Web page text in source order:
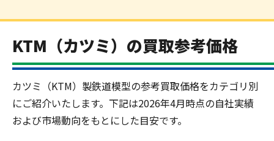
KTM（カツミ）の買取参考価格
カツミ（KTM）製鉄道模型の参考買取価格をカテゴリ別
にご紹介いたします。下記は2026年4月時点の自社実績
および市場動向をもとにした目安です。